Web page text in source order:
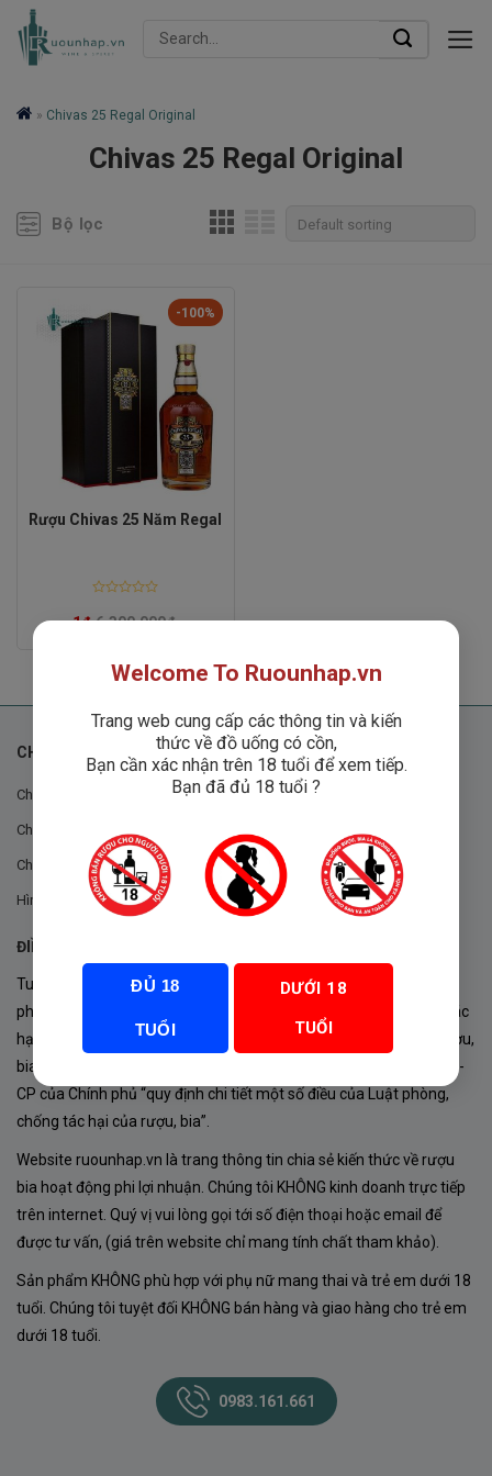
Skip
Search
» Chivas 25 Regal Original
Chivas 25 Regal Original
Bộ lọc
-100%
Rượu Chivas 25 Năm Regal
06,300,000₫
1₫
CHÍNH SÁCH
Chính sách chung
Chính sách đổi trả
Chính sách mua hàng
Hình thức thanh toán
ĐIỀU KHOẢN VÀ CHÍNH SÁCH
Tuân thủ Nghị định 105/2017/NĐ-CP ngày 14/9/2017 của Chính
phủ về sản xuất, kinh doanh rượu. Tuân thủ Luật “phòng chống tác
hại của rượu, bia” số 44/2019/QH14-Điều 16 về “điều kiện bán rượu,
bia theo hình thức thương mại điện tử”; Nghị định số 24/2020/NĐ-
CP của Chính phủ “quy định chi tiết một số điều của Luật phòng,
chống tác hại của rượu, bia”.
Website ruounhap.vn là trang thông tin chia sẻ kiến thức về rượu
bia hoạt động phi lợi nhuận. Chúng tôi KHÔNG kinh doanh trực tiếp
trên internet. Quý vị vui lòng gọi tới số điện thoại hoặc email để
được tư vấn, (giá trên website chỉ mang tính chất tham khảo).
Sản phẩm KHÔNG phù hợp với phụ nữ mang thai và trẻ em dưới 18
tuổi. Chúng tôi tuyệt đối KHÔNG bán hàng và giao hàng cho trẻ em
dưới 18 tuổi.
0983.161.661
Welcome To Ruounhap.vn
Trang web cung cấp các thông tin và kiến
thức về đồ uống có cồn,
Bạn cần xác nhận trên 18 tuổi để xem tiếp.
Bạn đã đủ 18 tuổi ?
ĐỦ 18
TUỔI
DƯỚI 18
TUỔI